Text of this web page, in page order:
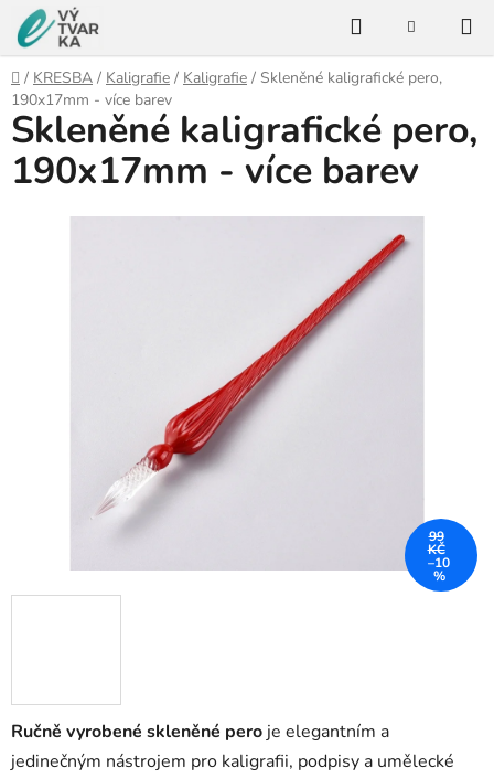
Přejít
na
obsah
HledatNÁKUPNÍ
Domů
/ KRESBA / Kaligrafie / Kaligrafie / Skleněné kaligrafické pero,
190x17mm - více barev
Ručně vyrobené skleněné pero je elegantním a
jedinečným nástrojem pro kaligrafii, podpisy a umělecké
Skleněné kaligrafické pero,
190x17mm - více barev
99
KČ
–10
%